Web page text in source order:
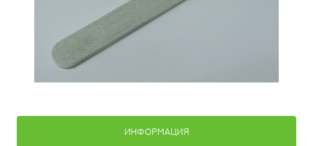
ИНФОРМАЦИЯ